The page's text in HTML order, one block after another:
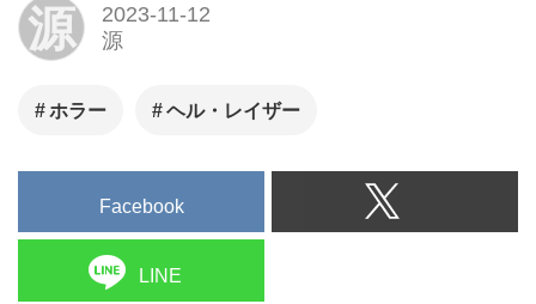
源
2023-11-12
源
ホラー ヘル・レイザー
Facebook
LINE